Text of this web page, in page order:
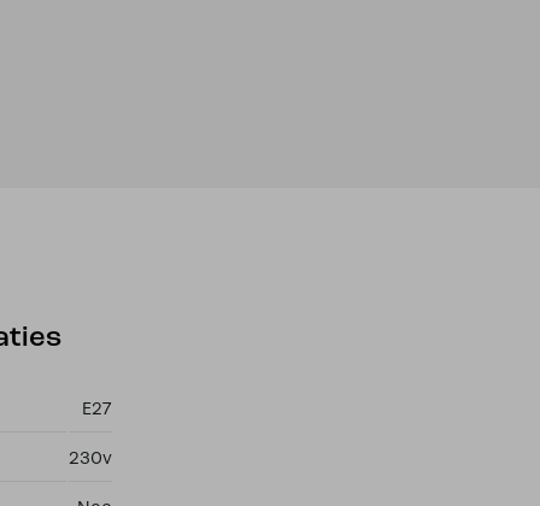
E27
230v